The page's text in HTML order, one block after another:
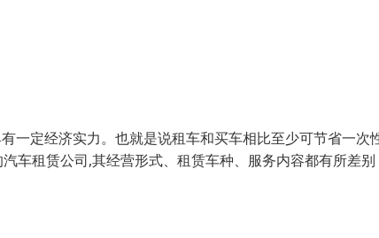
一定经济实力。也就是说租车和买车相比至少可节省一次
车租赁公司,其经营形式、租赁车种、服务内容都有所差别